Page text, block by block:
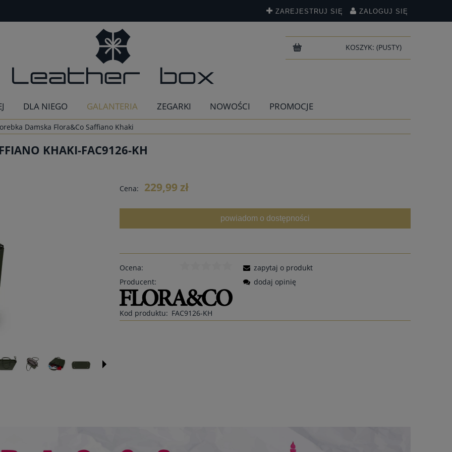
ZAREJESTRUJ SIĘ ZALOGUJ SIĘ
KOSZYK: (PUSTY)
DLA NIEGO GALANTERIA ZEGARKI NOWOŚCI PROMOCJE
Damska Flora&Co Saffiano Khaki
KHAKI-FAC9126-KH
Cena: 229,99 zł
powiadom o dostępności
Ocena:
Producent:
Kod produktu: FAC9126-KH
zapytaj o produkt
dodaj opinię